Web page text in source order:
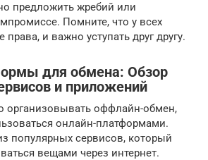
предложить жребий или
Помните, что у всех
и важно уступать друг другу.
для обмена: Обзор
и приложений
организовывать оффлайн-обмен,
онлайн-платформами.
популярных сервисов, который
вещами через интернет.